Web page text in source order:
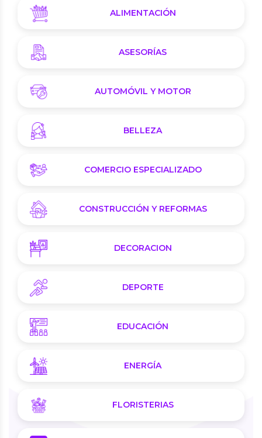
ALIMENTACIÓN
ASESORÍAS
AUTOMÓVIL Y MOTOR
BELLEZA
COMERCIO ESPECIALIZADO
CONSTRUCCIÓN Y REFORMAS
DECORACION
DEPORTE
EDUCACIÓN
ENERGÍA
FLORISTERIAS